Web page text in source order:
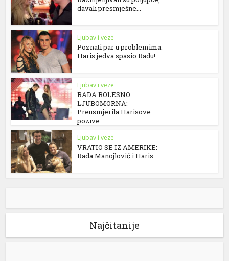
davali presmješne...
Ljubav i veze
Poznati par u problemima:
Haris jedva spasio Radu!
Ljubav i veze
RADA BOLESNO
LJUBOMORNA:
Preusmjerila Harisove
pozive...
Ljubav i veze
VRATIO SE IZ AMERIKE:
Rada Manojlović i Haris...
Najčitanije